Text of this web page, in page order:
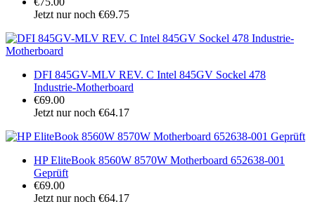
Jetzt nur noch €69.75
DFI 845GV-MLV REV. C Intel 845GV Sockel 478
Industrie-Motherboard
€69.00
Jetzt nur noch €64.17
HP EliteBook 8560W 8570W Motherboard 652638-001
Geprüft
€69.00
Jetzt nur noch €64.17